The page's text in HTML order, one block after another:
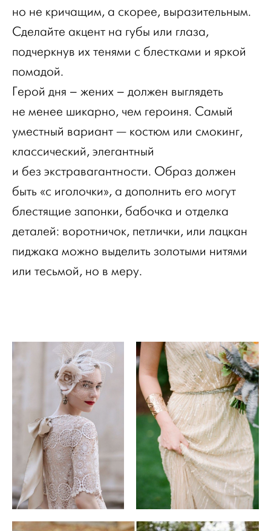
но не кричащим, а скорее, выразительным.
Сделайте акцент на губы или глаза,
подчеркнув их тенями с блестками и яркой
помадой.
Герой дня – жених – должен выглядеть
не менее шикарно, чем героиня. Самый
уместный вариант — костюм или смокинг,
классический, элегантный
и без экстравагантности. Образ должен
быть «с иголочки», а дополнить его могут
блестящие запонки, бабочка и отделка
деталей: воротничок, петлички, или лацкан
пиджака можно выделить золотыми нитями
или тесьмой, но в меру.